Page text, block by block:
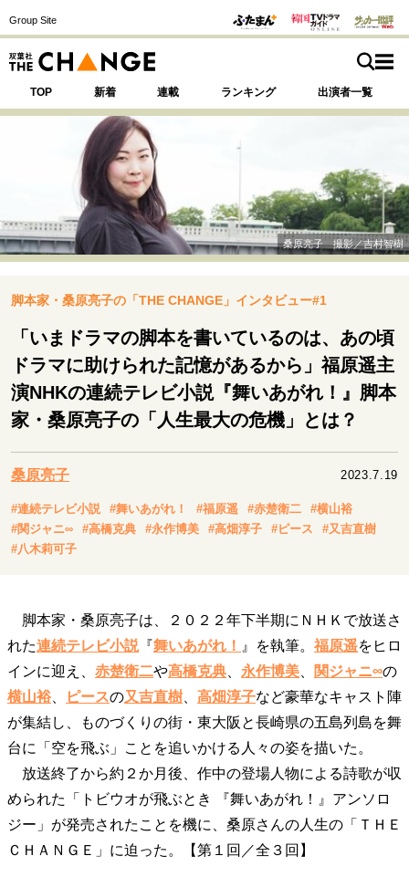
Group Site
TOP 新着 連載 ランキング 出演者一覧
注目の記事テーマで探す
運命を変えた出会い 決断の裏側
挫折からの再起
表現者の葛藤
人生が動いた日 10代の挫折と原点
キャリア・働き方
大人の学び直し
トップが描く未来
重圧との向き合い方 一流のルーティン
20代の現在地
ライフスタイル・生き方
40代からの景色 美しさの哲学
パートナーとの歩み方
親になるということ
病が教えてくれたこと
桑原亮子 撮影／吉村智樹
脚本家・桑原亮子の「THE CHANGE」インタビュー#1
「いまドラマの脚本を書いているのは、あの頃
ドラマに助けられた記憶があるから」福原遥主
演NHKの連続テレビ小説『舞いあがれ！』脚本
家・桑原亮子の「人生最大の危機」とは？
桑原亮子 2023.7.19
#連続テレビ小説 #舞いあがれ！ #福原遥 #赤楚衛二
#横山裕
#関ジャニ∞
#高橋克典 #永作博美 #高畑淳子 #ピース
#又吉直樹
#八木莉可子
脚本家・桑原亮子は、２０２２年下半期にＮＨＫで放送さ
れた連続テレビ小説 『舞いあがれ！ 』を執筆。 福原遥をヒロ
インに迎え、 赤楚衛二や高橋克典 永作博美 関ジャニ∞の
横山裕
ピースの又吉直樹 高畑淳子など豪華なキャスト陣
が集結し、ものづくりの街・東大阪と長崎県の五島列島を舞
台に「空を飛ぶ」ことを追いかける人々の姿を描いた。
放送終了から約２か月後、作中の登場人物による詩歌が収
められた「トビウオが飛ぶとき 『舞いあがれ！』アンソロ
ジー」が発売されたことを機に、桑原さんの人生の「ＴＨＥ
ＣＨＡＮＧＥ」に迫った。【第１回／全３回】